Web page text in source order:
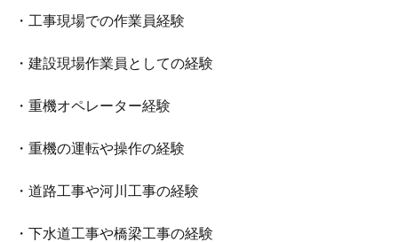
・工事現場での作業員経験
・建設現場作業員としての経験
・重機オペレーター経験
・重機の運転や操作の経験
・道路工事や河川工事の経験
・下水道工事や橋梁工事の経験